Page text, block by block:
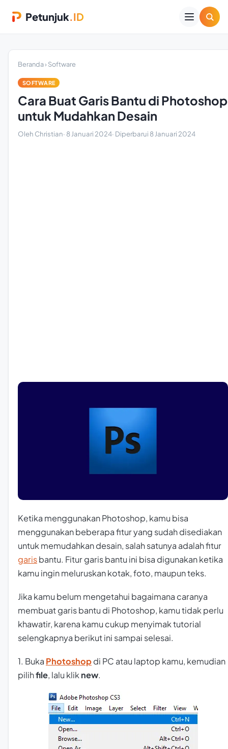
Petunjuk.ID
Beranda›Software
SOFTWARE
Cara Buat Garis Bantu di Photoshop
untuk Mudahkan Desain
Oleh Christian· 8 Januari 2024· Diperbarui 8 Januari 2024
Ketika menggunakan Photoshop, kamu bisa
menggunakan beberapa fitur yang sudah disediakan
untuk memudahkan desain, salah satunya adalah fitur
garisbantu. Fitur garis bantu ini bisa digunakan ketika
kamu ingin meluruskan kotak, foto, maupun teks.
Jika kamu belum mengetahui bagaimana caranya
membuat garis bantu di Photoshop, kamu tidak perlu
khawatir, karena kamu cukup menyimak tutorial
selengkapnya berikut ini sampai selesai.
1. Buka Photoshopdi PC atau laptop kamu, kemudian
pilihfile, lalu klik new.